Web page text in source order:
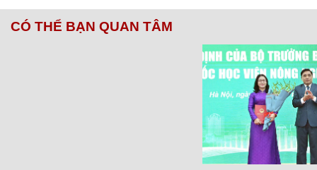
CÓ THỂ BẠN QUAN TÂM